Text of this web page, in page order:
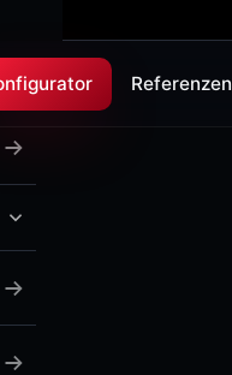
Referenzen